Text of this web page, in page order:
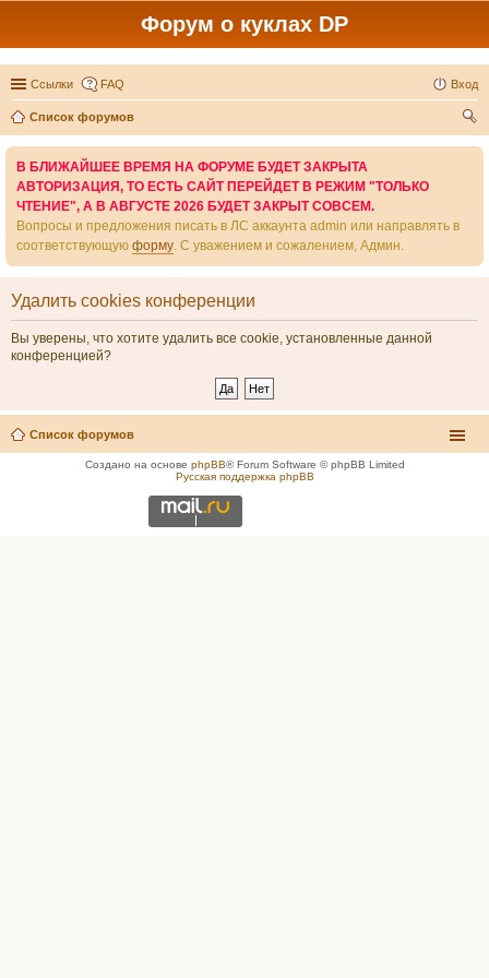
Форум о куклах DP
Ссылки FAQ Вход
Список форумов
В БЛИЖАЙШЕЕ ВРЕМЯ НА ФОРУМЕ БУДЕТ ЗАКРЫТА
АВТОРИЗАЦИЯ, ТО ЕСТЬ САЙТ ПЕРЕЙДЕТ В РЕЖИМ "ТОЛЬКО
ЧТЕНИЕ", А В АВГУСТЕ 2026 БУДЕТ ЗАКРЫТ СОВСЕМ.
Вопросы и предложения писать в ЛС аккаунта admin или направлять в
соответствующую форму. С уважением и сожалением, Админ.
Удалить cookies конференции
Вы уверены, что хотите удалить все cookie, установленные данной
конференцией?
Список форумов
Создано на основе phpBB® Forum Software © phpBB Limited
Русская поддержка phpBB